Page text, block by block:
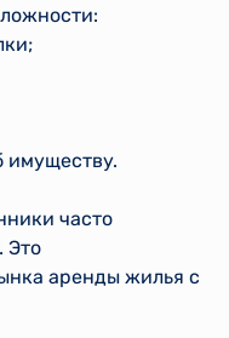
имуществу.
часто
Это
аренды жилья с